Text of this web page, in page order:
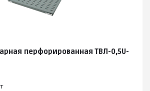
перфорированная ТВЛ-0,5U-